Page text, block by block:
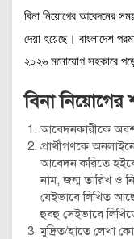
বিনা নিয়োগের আবেদনের
দেয়া হয়েছে। বাংলাদেশ
২০২৬ মনোযোগ সহকারে
বিনা নিয়োগের
আবেদনকারীকে
প্রার্থীগণকে
আবেদন করিতে
নাম, জন্ম তারিখ ও
যেইভাবে লিখিত
হুবহু সেইভাবে
মুদ্রিত/হাতে লেখা